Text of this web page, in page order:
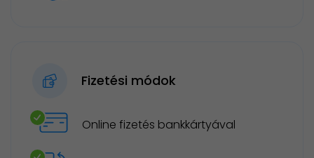
Fizetési módok
Online fizetés bankkártyával